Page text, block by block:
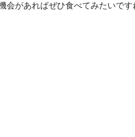
会があればぜひ食べてみたいです